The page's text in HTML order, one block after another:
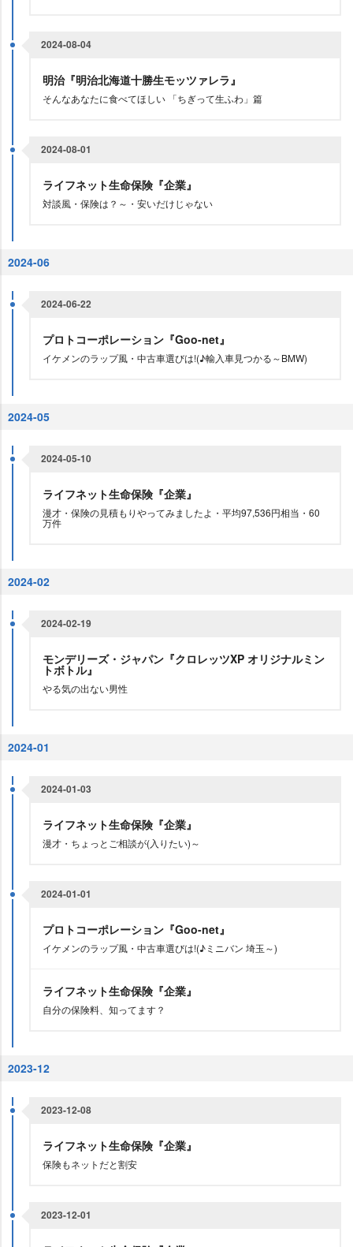
2024-08-04
明治『明治北海道十勝生モッツァレラ』
そんなあなたに食べてほしい 「ちぎって生ふわ」篇
2024-08-01
ライフネット生命保険『企業』
対談風・保険は？～・安いだけじゃない
2024-06
2024-06-22
プロトコーポレーション『Goo-net』
イケメンのラップ風・中古車選びは!(♪輸入車見つかる～BMW)
2024-05
2024-05-10
ライフネット生命保険『企業』
漫才・保険の見積もりやってみましたよ・平均97,536円相当・60
万件
2024-02
2024-02-19
モンデリーズ・ジャパン『クロレッツXP オリジナルミン
トボトル』
る気の出ない男性
2024-01
2024-01-03
ライフネット生命保険『企業』
漫才・ちょっとご相談が(入りたい)～
2024-01-01
プロトコーポレーション『Goo-net』
イケメンのラップ風・中古車選びは!(♪ミニバン 埼玉～)
ライフネット生命保険『企業』
自分の保険料、知ってます？
2023-12
2023-12-08
ライフネット生命保険『企業』
保険もネットだと割安
2023-12-01